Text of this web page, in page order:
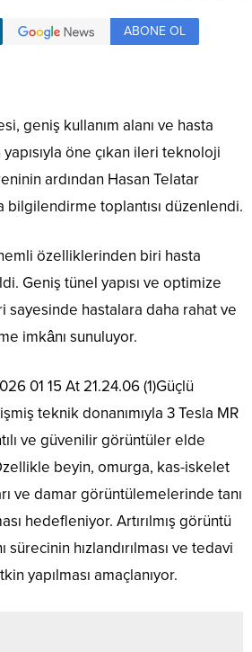
ABONE OL
geniş kullanım alanı ve hasta
öne çıkan ileri teknoloji
ardından Hasan Telatar
bilgilendirme toplantısı düzenlendi.
özelliklerinden biri hasta
Geniş tünel yapısı ve optimize
sayesinde hastalara daha rahat ve
imkânı sunuluyor.
Güçlü
teknik donanımıyla 3 Tesla MR
ve güvenilir görüntüler elde
beyin, omurga, kas-iskelet
ve damar görüntülemelerinde tanı
hedefleniyor. Artırılmış görüntü
hızlandırılması ve tedavi
yapılması amaçlanıyor.